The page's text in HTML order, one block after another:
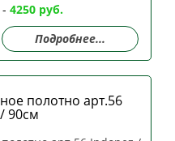
4250 руб.
Подробнее...
полотно арт.56
90см